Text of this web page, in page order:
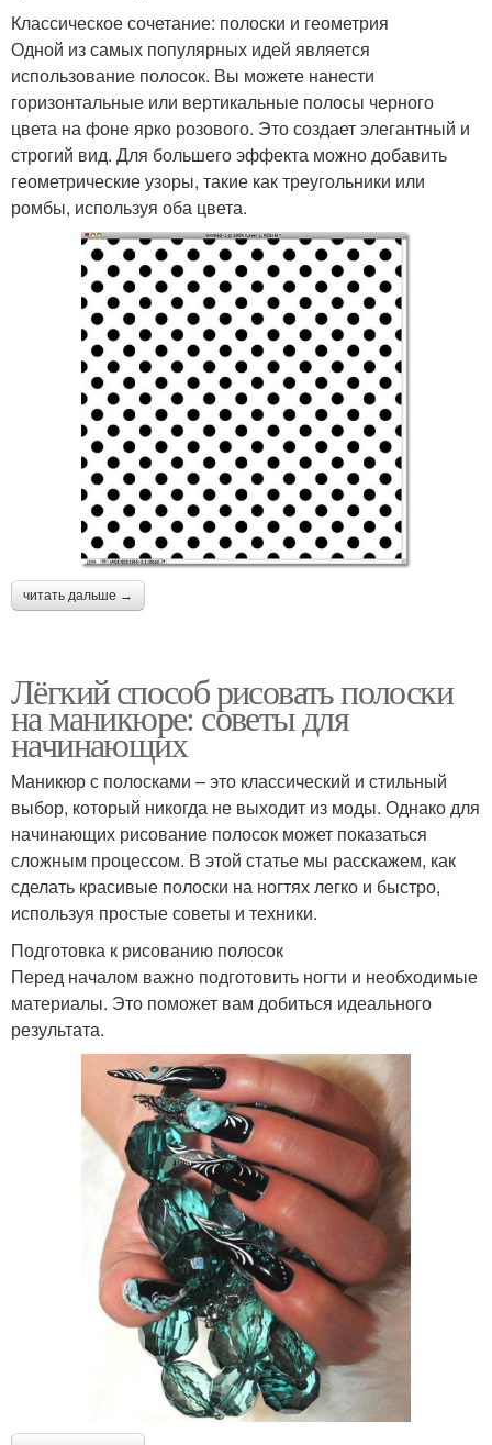
Классическое сочетание: полоски и геометрия
Одной из самых популярных идей является
использование полосок. Вы можете нанести
горизонтальные или вертикальные полосы черного
цвета на фоне ярко розового. Это создает элегантный и
строгий вид. Для большего эффекта можно добавить
геометрические узоры, такие как треугольники или
ромбы, используя оба цвета.
читать дальше →
Лёгкий способ рисовать полоски
на маникюре: советы для
начинающих
Маникюр с полосками – это классический и стильный
выбор, который никогда не выходит из моды. Однако для
начинающих рисование полосок может показаться
сложным процессом. В этой статье мы расскажем, как
сделать красивые полоски на ногтях легко и быстро,
используя простые советы и техники.
Подготовка к рисованию полосок
Перед началом важно подготовить ногти и необходимые
материалы. Это поможет вам добиться идеального
результата.